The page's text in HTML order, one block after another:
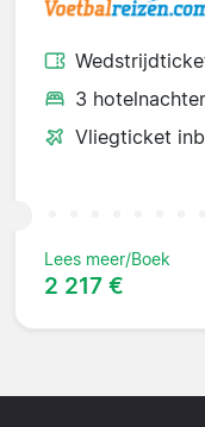
3
Vliegticket
Lees meer/Boek
2 217 €